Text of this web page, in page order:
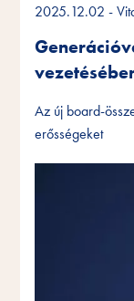
2025.12.02-
Az új board-
erősségeket